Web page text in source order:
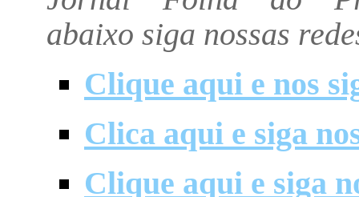
abaixo siga nossas
Clique aqui e nos
Clica aqui e siga
Clique aqui e siga